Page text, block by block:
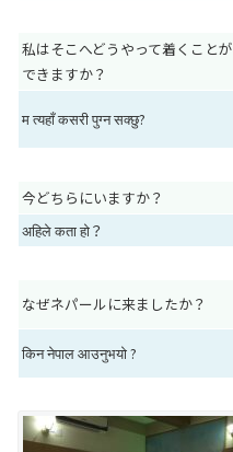
私はそこへどうやって着くことが
できますか？
म त्यहाँ कसरी पुग्न सक्छु?
今どちらにいますか？
अहिले कता हो？
なぜネパールに来ましたか？
किन नेपाल आउनुभयो ?